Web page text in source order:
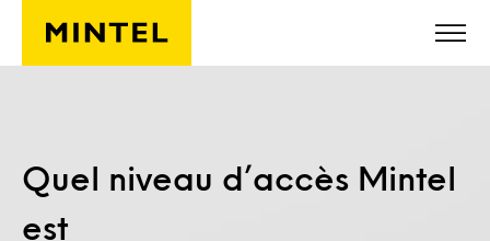
Skip to main content
Quel niveau d’accès Mintel
est